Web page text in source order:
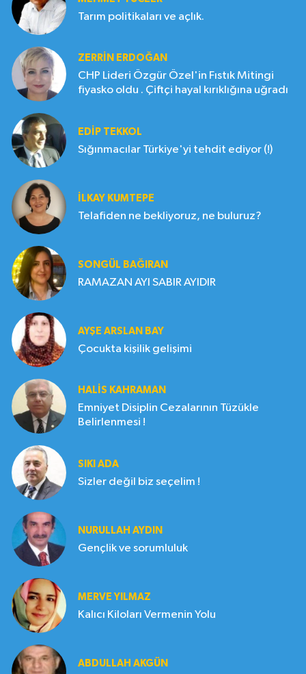
Tarım politikaları ve açlık.
ZERRIN ERDOĞAN
CHP Lideri Özgür Özel'in Fıstık Mitingi
fiyasko oldu . Çiftçi hayal kırıklığına uğradı
EDIP TEKKOL
Sığınmacılar Türkiye'yi tehdit ediyor (!)
İLKAY KUMTEPE
Telafiden ne bekliyoruz, ne buluruz?
SONGÜL BAĞIRAN
RAMAZAN AYI SABIR AYIDIR
AYŞE ARSLAN BAY
Çocukta kişilik gelişimi
HALIS KAHRAMAN
Emniyet Disiplin Cezalarının Tüzükle
Belirlenmesi !
SIKI ADA
Sizler değil biz seçelim !
NURULLAH AYDIN
Gençlik ve sorumluluk
MERVE YILMAZ
Kalıcı Kiloları Vermenin Yolu
ABDULLAH AKGÜN